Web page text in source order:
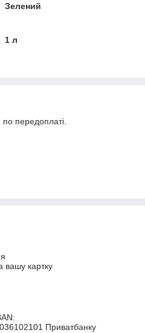
Зелений
1 л
по передоплаті.
вашу картку
Приватбанку